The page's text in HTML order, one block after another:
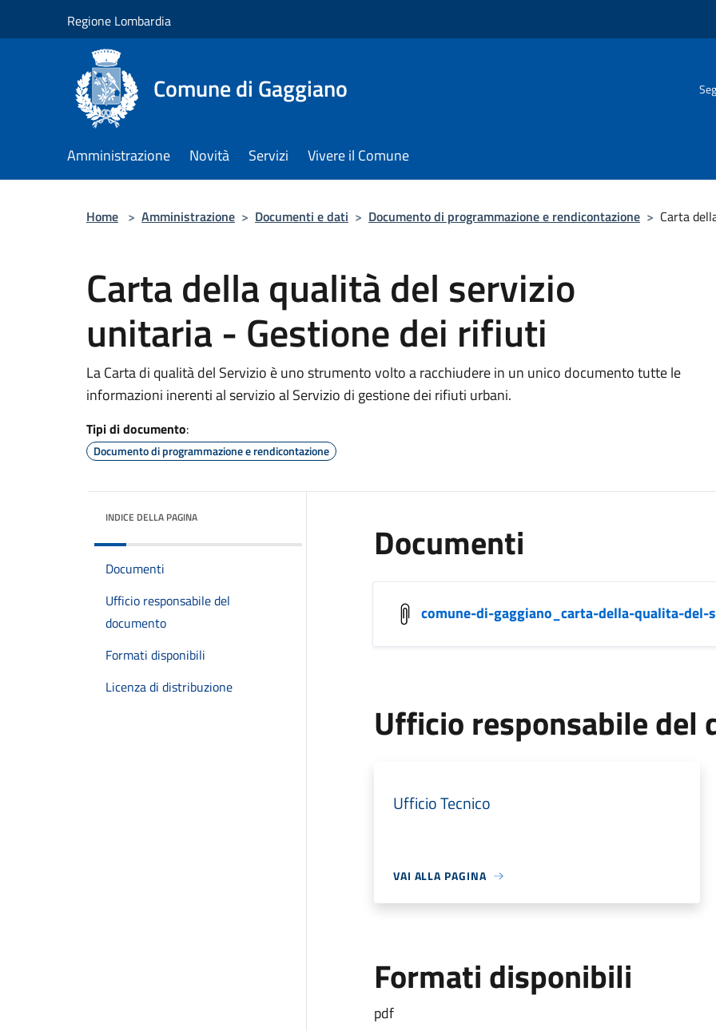
Regione Lombardia
Comune di Gaggiano
Amministrazione Novità Servizi Vivere il Comune
Home > Amministrazione > Documenti e dati > Documento di programmazione e rendicontazione > Carta
Carta della qualità del servizio
unitaria - Gestione dei rifiuti
La Carta di qualità del Servizio è uno strumento volto a racchiudere in un unico documento tutte le
informazioni inerenti al servizio al Servizio di gestione dei rifiuti urbani.
Tipi di documento:
Documento di programmazione e rendicontazione
INDICE DELLA PAGINA
Documenti
Ufficio responsabile del
documento
Formati disponibili
Licenza di distribuzione
Documenti
comune-di-gaggiano_carta-della-qualita-
Ufficio responsabile del
Ufficio Tecnico
VAI ALLA PAGINA
Formati disponibili
pdf